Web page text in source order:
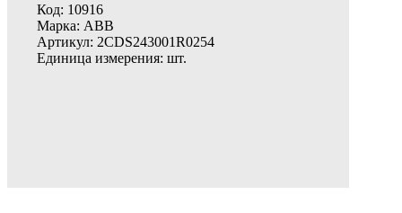
Код: 10916
Марка: ABB
Артикул: 2CDS243001R0254
Единица измерения: шт.